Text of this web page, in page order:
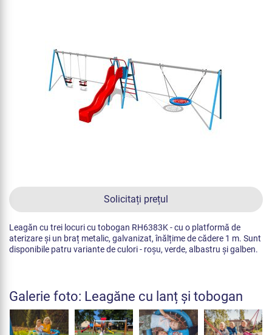
Solicitați prețul
Leagăn cu trei locuri cu tobogan RH6383K - cu o platformă de
aterizare și un braț metalic, galvanizat, înălțime de cădere 1 m. Sunt
disponibile patru variante de culori - roșu, verde, albastru și galben.
Galerie foto: Leagăne cu lanț și tobogan